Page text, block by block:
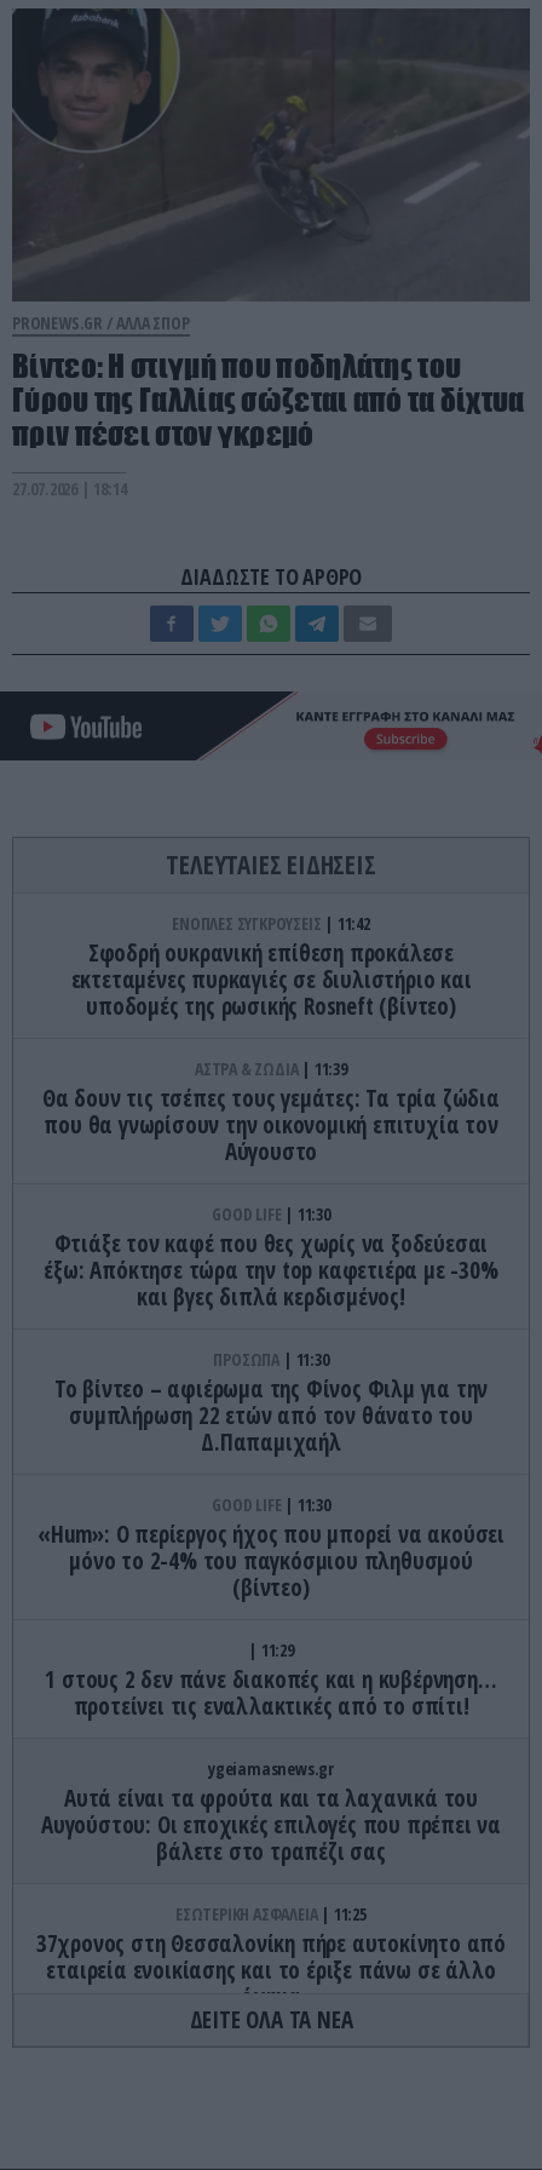
PRONEWS.GR /ΑΛΛΑ ΣΠΟΡ
Βίντεο: Η στιγμή που ποδηλάτης του
Γύρου της Γαλλίας σώζεται από τα δίχτυα
πριν πέσει στον γκρεμό
27.07.2026 | 18:14
ΔΙΑΔΩΣΤΕ ΤΟ ΑΡΘΡΟ
ΤΕΛΕΥΤΑΙΕΣ ΕΙΔΗΣΕΙΣ
ΕΝΟΠΛΕΣ ΣΥΓΚΡΟΥΣΕΙΣ 11:42
Σφοδρή ουκρανική επίθεση προκάλεσε
εκτεταμένες πυρκαγιές σε διυλιστήριο και
υποδομές της ρωσικής Rosneft (βίντεο)
ΑΣΤΡΑ & ΖΩΔΙΑ 11:39
Θα δουν τις τσέπες τους γεμάτες: Τα τρία ζώδια
που θα γνωρίσουν την οικονομική επιτυχία τον
Αύγουστο
GOOD LIFE 11:30
Φτιάξε τον καφέ που θες χωρίς να ξοδεύεσαι
έξω: Απόκτησε τώρα την top καφετιέρα με -30%
και βγες διπλά κερδισμένος!
ΠΡΟΣΩΠΑ 11:30
Το βίντεο – αφιέρωμα της Φίνος Φιλμ για την
συμπλήρωση 22 ετών από τον θάνατο του
Δ.Παπαμιχαήλ
GOOD LIFE 11:30
«Hum»: O περίεργος ήχος που μπορεί να ακούσει
μόνο το 2-4% του παγκόσμιου πληθυσμού
(βίντεο)
11:29
1 στους 2 δεν πάνε διακοπές και η κυβέρνηση…
προτείνει τις εναλλακτικές από το σπίτι!
ygeiamasnews.gr
Αυτά είναι τα φρούτα και τα λαχανικά του
Αυγούστου: Οι εποχικές επιλογές που πρέπει να
βάλετε στο τραπέζι σας
ΕΣΩΤΕΡΙΚΗ ΑΣΦΑΛΕΙΑ 11:25
37χρονος στη Θεσσαλονίκη πήρε αυτοκίνητο από
εταιρεία ενοικίασης και το έριξε πάνω σε άλλο
όχημα
ΔΕΙΤΕ ΟΛΑ ΤΑ ΝΕΑ